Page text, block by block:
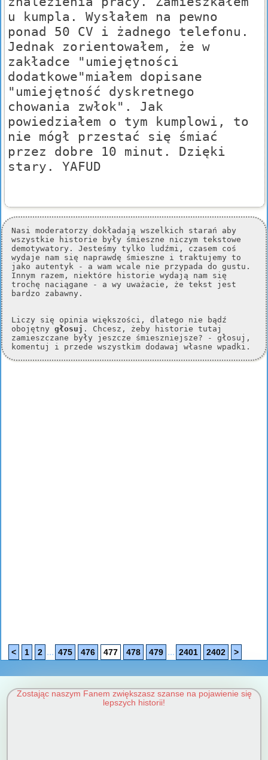
u kumpla. Wysłałem na pewno
ponad 50 CV i żadnego telefonu.
Jednak zorientowałem, że w
zakładce "umiejętności
dodatkowe"miałem dopisane
"umiejętność dyskretnego
chowania zwłok". Jak
powiedziałem o tym kumplowi, to
nie mógł przestać się śmiać
przez dobre 10 minut. Dzięki
stary. YAFUD
Nasi moderatorzy dokładają wszelkich starań aby
wszystkie historie były śmieszne niczym tekstowe
demotywatory. Jesteśmy tylko ludźmi, czasem coś
wydaje nam się naprawdę śmieszne i traktujemy to
jako autentyk - a wam wcale nie przypada do gustu.
Innym razem, niektóre historie wydają nam się
trochę naciągane - a wy uważacie, że tekst jest
bardzo zabawny.
Liczy się opinia większości, dlatego nie bądź
obojętny głosuj . Chcesz, żeby historie tutaj
zamieszczane były jeszcze śmieszniejsze? - głosuj,
komentuj i przede wszystkim dodawaj własne wpadki.
< 1 2 ... 475 476 477 478 479 ... 2401 2402 >
Zostając naszym Fanem zwiększasz szanse na pojawienie się
lepszych historii!